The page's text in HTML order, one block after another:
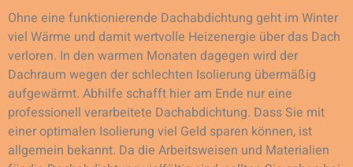
Ohne eine funktionierende Dachabdichtung geht im Winter
viel Wärme und damit wertvolle Heizenergie über das Dach
verloren. In den warmen Monaten dagegen wird der
Dachraum wegen der schlechten Isolierung übermäßig
aufgewärmt. Abhilfe schafft hier am Ende nur eine
professionell verarbeitete Dachabdichtung. Dass Sie mit
einer optimalen Isolierung viel Geld sparen können, ist
allgemein bekannt. Da die Arbeitsweisen und Materialien